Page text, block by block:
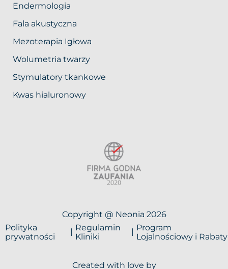
Endermologia
Fala akustyczna
Mezoterapia Igłowa
Wolumetria twarzy
Stymulatory tkankowe
Kwas hialuronowy
Copyright @ Neonia 2026
Polityka
prywatności
Regulamin
Kliniki
Program
Lojalnościowy i Rabaty
Created with love by